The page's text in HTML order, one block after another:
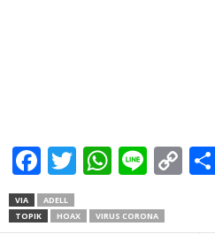
Facebook
TwitterLine
VIA
ADELL
TOPIK
HOAX VIRUS CORONA